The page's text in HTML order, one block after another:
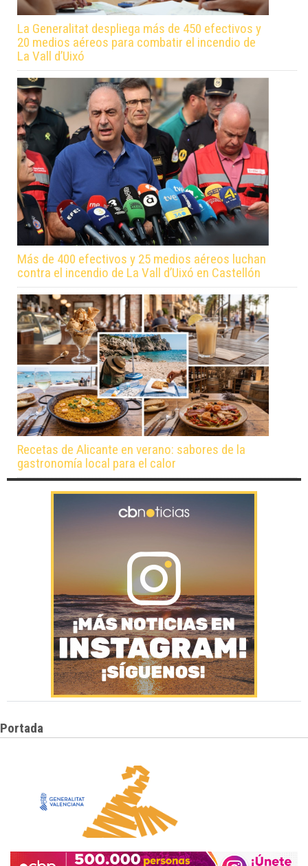
La Generalitat despliega más de 450 efectivos y
20 medios aéreos para combatir el incendio de
La Vall d’Uixó
Más de 400 efectivos y 25 medios aéreos luchan
contra el incendio de La Vall d’Uixó en Castellón
Recetas de Alicante en verano: sabores de la
gastronomía local para el calor
Portada